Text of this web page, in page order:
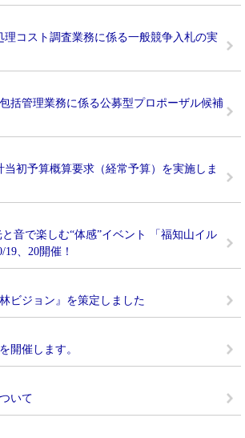
コスト調査業務に係る一般競争入札の実
括管理業務に係る公募型プロポーザル候補
初予算概算要求（経常予算）を実施しま
音で楽しむ“体感”イベント 「福知山イル
19、20開催！
ビジョン』を策定しました
開催します。
いて